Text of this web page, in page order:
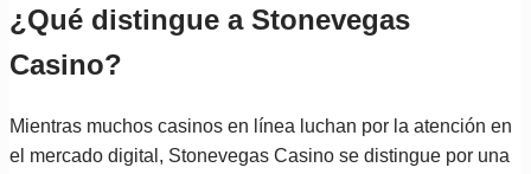
¿Qué distingue a Stonevegas
Casino?
Mientras muchos casinos en línea luchan por la atención en
el mercado digital, Stonevegas Casino se distingue por una